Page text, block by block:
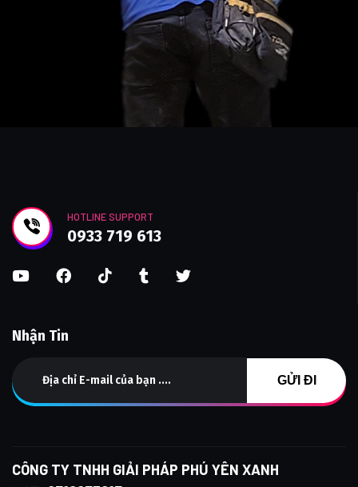
HOTLINE SUPPORT
0933 719 613
Nhận Tin
CÔNG TY TNHH GIẢI PHÁP PHÚ YÊN XANH